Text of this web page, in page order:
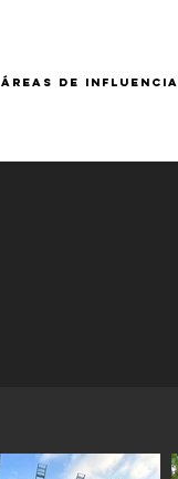
ÁREAS DE INFLUENCIA